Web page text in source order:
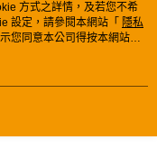
方式之詳情，及若您不希
設定，請參閱本網站「 隱私
您同意本公司得按本網站使